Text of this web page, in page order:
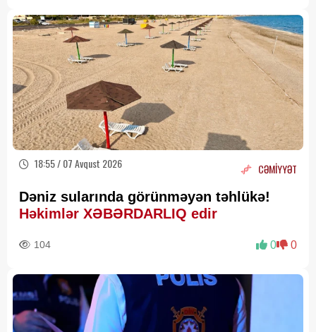
18:55 / 07 Avqust 2026 CƏMİYYƏT
Dəniz sularında görünməyən təhlükə!
Həkimlər XƏBƏRDARLIQ edir
104 0 0